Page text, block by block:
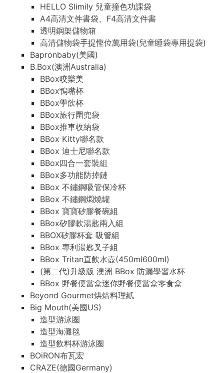
HELLO Slimily 兒童撞色功課袋
A4高清文件書袋、F4高清文件書
透明鋼架儲物箱
高清儲物袋手提慳位萬用袋(兒童睡袋專用提袋)
Bapronbaby(美國)
B.Box(澳洲Australia)
BBox咬樂美
BBox鴨嘴杯
BBox學飲杯
BBox旅行圍兜袋
BBox推車收納袋
BBox Kitty聯名款
BBox 迪士尼聯名款
BBox四合一套裝組
BBox多功能防掉鏈
BBox 不鏽鋼吸管保冷杯
BBox 不鏽鋼燜燒罐
BBox 寶寶矽膠餐碗組
BBox矽膠軟湯匙兩入組
BBOX矽膠杯套 吸管組
BBox 專利湯匙叉子組
BBox Tritan直飲水壺(450ml600ml)
(第二代)升級版 澳洲 BBox 防漏學習水杯
BBox 野餐便當盒迷你野餐便當盒零食盒
Beyond Gourmet烘焙料理紙
Big Mouth(美國US)
造型游泳圈
造型海灘毯
造型飲料杯游泳圈
BOiRON布瓦宏
CRAZE(德國Germany)